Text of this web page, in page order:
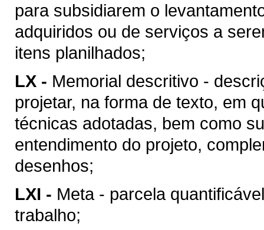
para subsidiarem o
adquiridos ou de serviços a
itens planilhados;
LX - Memorial descritivo -
projetar, na forma de texto, em
técnicas adotadas, bem como
entendimento do projeto,
desenhos;
LXI - Meta - parcela
trabalho;